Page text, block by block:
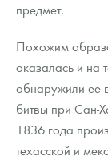
предмет.
Похожим
оказалась и на
обнаружили ее
битвы при Сан-
1836 года
техасской и